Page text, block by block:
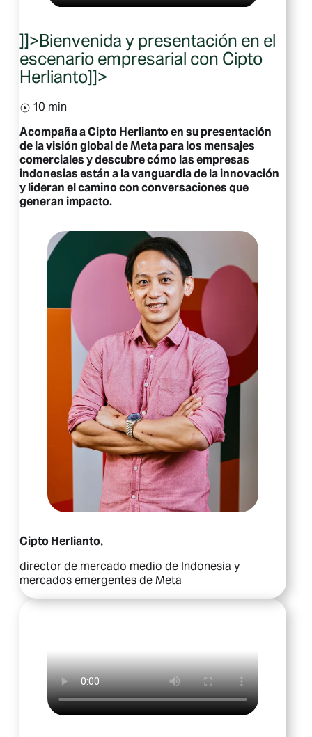
]]>Bienvenida y presentación en el
escenario empresarial con Cipto
Herlianto]]>
10 min
Acompaña a Cipto Herlianto en su presentación
de la visión global de Meta para los mensajes
comerciales y descubre cómo las empresas
indonesias están a la vanguardia de la innovación
y lideran el camino con conversaciones que
generan impacto.
Cipto Herlianto,
director de mercado medio de Indonesia y
mercados emergentes de Meta